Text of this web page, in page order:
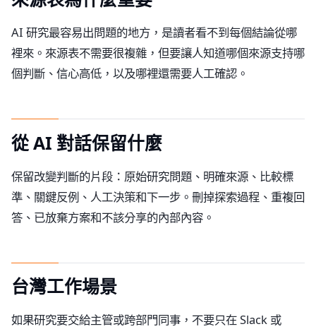
AI 研究最容易出問題的地方，是讀者看不到每個結論從哪
裡來。來源表不需要很複雜，但要讓人知道哪個來源支持哪
個判斷、信心高低，以及哪裡還需要人工確認。
從 AI 對話保留什麼
保留改變判斷的片段：原始研究問題、明確來源、比較標
準、關鍵反例、人工決策和下一步。刪掉探索過程、重複回
答、已放棄方案和不該分享的內部內容。
台灣工作場景
如果研究要交給主管或跨部門同事，不要只在 Slack 或